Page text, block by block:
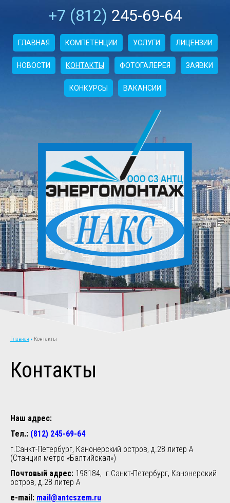
+7 (812) 245-69-64
ГЛАВНАЯ КОМПЕТЕНЦИИ УСЛУГИ ЛИЦЕНЗИИ
НОВОСТИ КОНТАКТЫ ФОТОГАЛЕРЕЯ ЗАЯВКИ
КОНКУРСЫ ВАКАНСИИ
Главная Контакты
Контакты
Наш адрес:
Тел.: (812) 245-69-64
г.Санкт-Петербург, Канонерский остров, д.28 литер А
(Станция метро «Балтийская»)
Почтовый адрес: 198184, г.Санкт-Петербург, Канонерский
остров, д.28 литер А
e-mail: mail@antcszem.ru